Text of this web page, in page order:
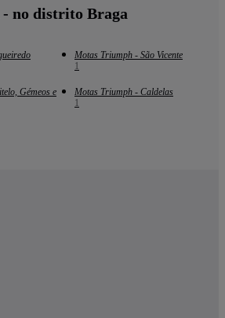
no distrito Braga
Motas Triumph - São Vicente
1
Gémeos e
Motas Triumph - Caldelas
1